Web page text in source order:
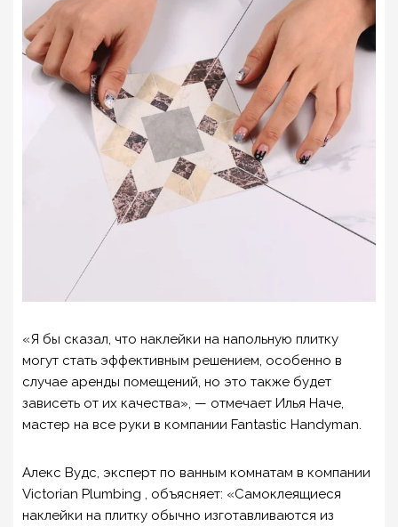
«Я бы сказал, что наклейки на напольную плитку
могут стать эффективным решением, особенно в
случае аренды помещений, но это также будет
зависеть от их качества», — отмечает Илья Наче,
мастер на все руки в компании Fantastic Handyman.
Алекс Вудс, эксперт по ванным комнатам в компании
Victorian Plumbing , объясняет: «Самоклеящиеся
наклейки на плитку обычно изготавливаются из